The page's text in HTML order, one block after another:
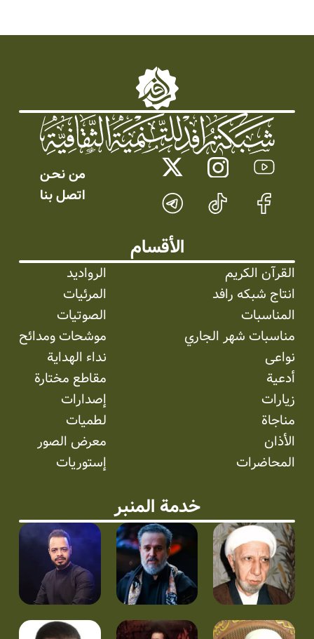
من نحـن
اتصل بنا
الأقسام
القرآن الكريم
انتاج شبکه رافد
المناسبات
مناسبات شهر الجاري
نواعی
أدعية
زيارات
مناجاة
الأذان
المحاضرات
الرواديد
المرئیات
الصوتیات
موشحات ومدائح
نداء الهداية
مقاطع مختارة
إصدارات
لطميات
معرض الصور
إستوریات
خدمة المنبر